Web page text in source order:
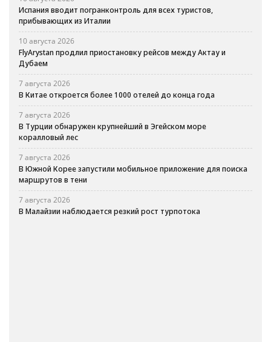
Испания вводит погранконтроль для всех туристов,
прибывающих из Италии
10 августа 2026
FlyArystan продлил приостановку рейсов между Актау и
Дубаем
7 августа 2026
В Китае откроется более 1000 отелей до конца года
7 августа 2026
В Турции обнаружен крупнейший в Эгейском море
коралловый лес
7 августа 2026
В Южной Корее запустили мобильное приложение для поиска
маршрутов в тени
7 августа 2026
В Малайзии наблюдается резкий рост турпотока